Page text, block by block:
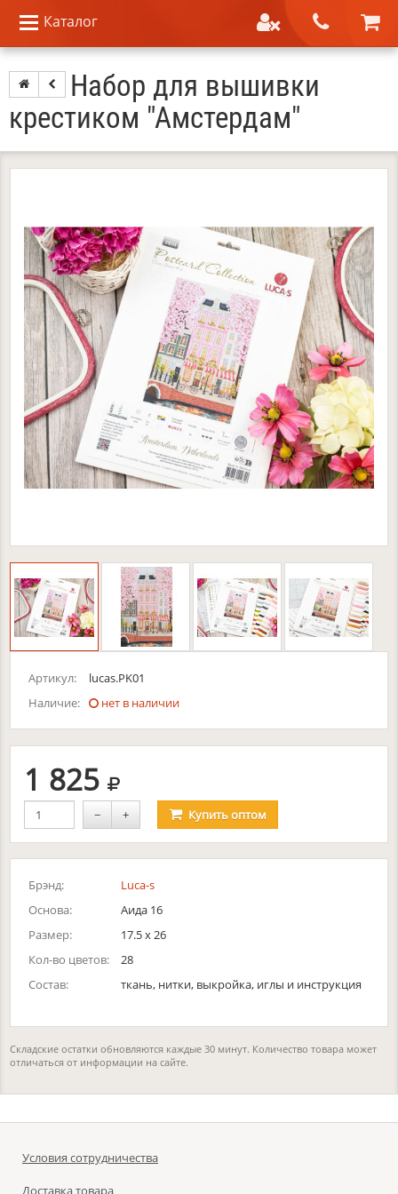
Каталог
Набор для вышивки
крестиком "Амстердам"
Артикул:
lucas.PK01
Наличие:
нет в наличии
1 825 руб.
− + Купитьоптом
Брэнд:
Luca-s
Основа:
Аида 16
Размер:
17.5 х 26
Кол-во цветов:
28
Состав:
ткань, нитки, выкройка, иглы и инструкция
Складские остатки обновляются каждые 30 минут. Количество товара может
отличаться от информации на сайте.
Условия сотрудничества
Доставка товара